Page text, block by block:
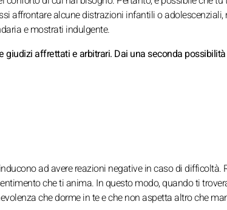
affrontare alcune distrazioni infantili o adolescenziali,
e mostrati indulgente.
affrettati e arbitrari. Dai una seconda
ad avere reazioni negative in caso di difficoltà.
che ti anima. In questo modo, quando ti
che dorme in te e che non aspetta altro che